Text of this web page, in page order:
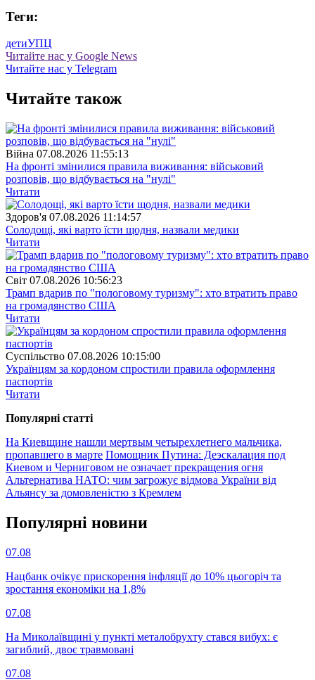
Теги:
детиУПЦ
Читайте нас у Google News
Читайте нас у Telegram
Читайте також
Війна 07.08.2026 11:55:13
На фронті змінилися правила виживання: військовий
розповів, що відбувається на "нулі"
Читати
Здоров'я 07.08.2026 11:14:57
Солодощі, які варто їсти щодня, назвали медики
Читати
Свiт 07.08.2026 10:56:23
Трамп вдарив по "пологовому туризму": хто втратить право
на громадянство США
Читати
Суспiльство 07.08.2026 10:15:00
Українцям за кордоном спростили правила оформлення
паспортів
Читати
Популярнi статтi
На Киевщине нашли мертвым четырехлетнего мальчика,
пропавшего в марте Помощник Путина: Деэскалация под
Киевом и Черниговом не означает прекращения огня
Альтернатива НАТО: чим загрожує відмова України від
Альянсу за домовленістю з Кремлем
Популярнi новини
07.08
Нацбанк очікує прискорення інфляції до 10% цьогоріч та
зростання економіки на 1,8%
07.08
На Миколаївщині у пункті металобрухту стався вибух: є
загиблий, двоє травмовані
07.08